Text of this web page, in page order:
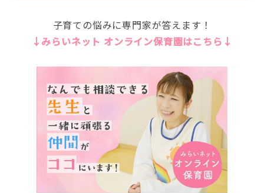
子育ての悩みに専門家が答えます！
↓みらいネット オンライン保育園はこちら↓